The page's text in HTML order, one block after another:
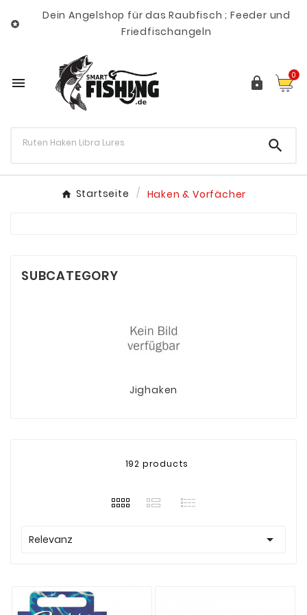

Dein Angelshop für das Raubfisch ; Feeder und
Friedfischangeln
  0

Startseite Haken & Vorfächer
SUBCATEGORY
Jighaken
192 products
Relevanz 